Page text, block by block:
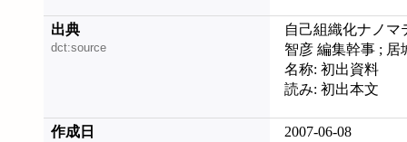
出典
dct:source
自己組織化ナノマ
智彦 編集幹事 ; 居
名称: 初出資料
読み: 初出本文
作成日 2007-06-08